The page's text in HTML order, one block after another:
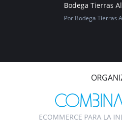
Bodega Tierras
Por Bodega Tierras
ECOMMERCE PARA LA